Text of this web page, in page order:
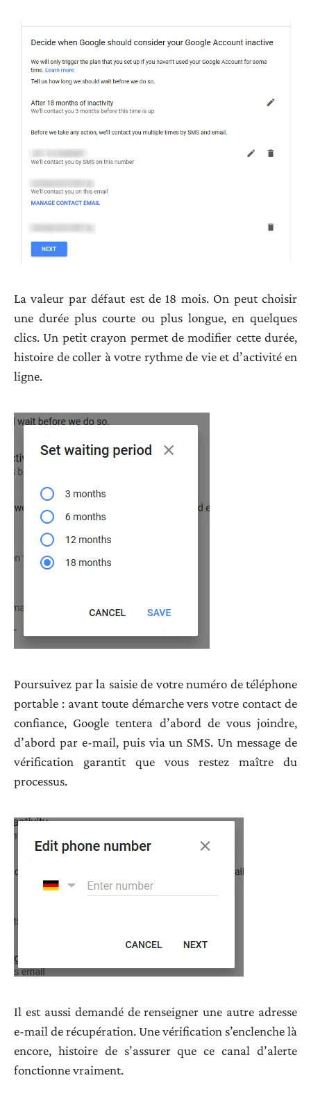
La valeur par défaut est de 18 mois. On peut choisir
une durée plus courte ou plus longue, en quelques
clics. Un petit crayon permet de modifier cette durée,
histoire de coller à votre rythme de vie et d’activité en
ligne.
Poursuivez par la saisie de votre numéro de téléphone
portable : avant toute démarche vers votre contact de
confiance, Google tentera d’abord de vous joindre,
d’abord par e-mail, puis via un SMS. Un message de
vérification garantit que vous restez maître du
processus.
Il est aussi demandé de renseigner une autre adresse
e-mail de récupération. Une vérification s’enclenche là
encore, histoire de s’assurer que ce canal d’alerte
fonctionne vraiment.